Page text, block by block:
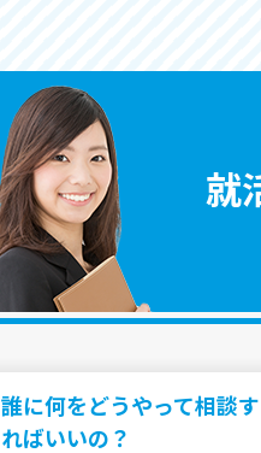
就
誰に何をどうやって相談す
ればいいの？